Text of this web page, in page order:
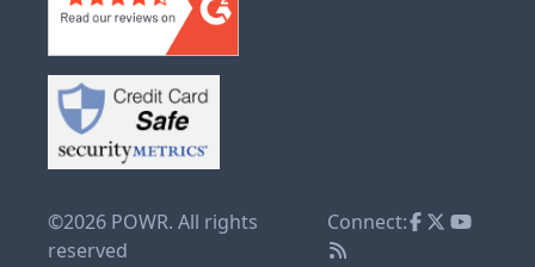
©2026 POWR. All rights
reserved
Connect: